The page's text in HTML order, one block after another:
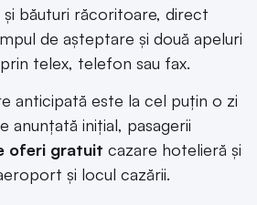
şi băuturi răcoritoare, direct
de aşteptare şi două apeluri
telex, telefon sau fax.
anticipată este la cel puţin o zi
anunţată iniţial, pasagerii
oferi gratuit cazare hotelieră şi
şi locul cazării.